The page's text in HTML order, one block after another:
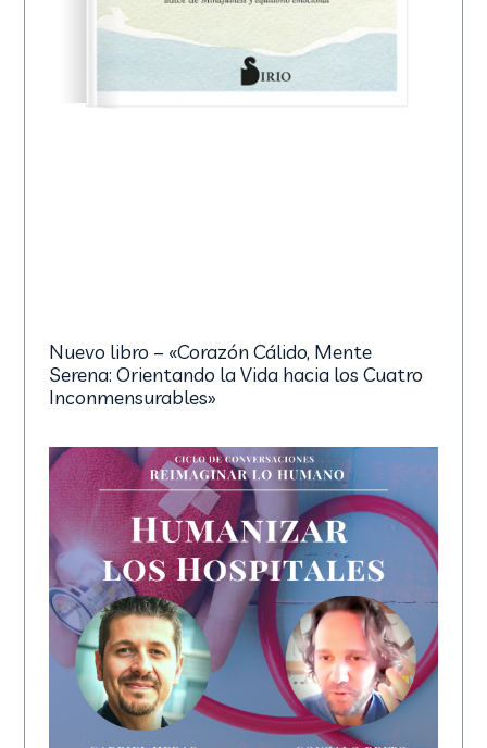
Nuevo libro – «Corazón Cálido, Mente
Serena: Orientando la Vida hacia los Cuatro
Inconmensurables»